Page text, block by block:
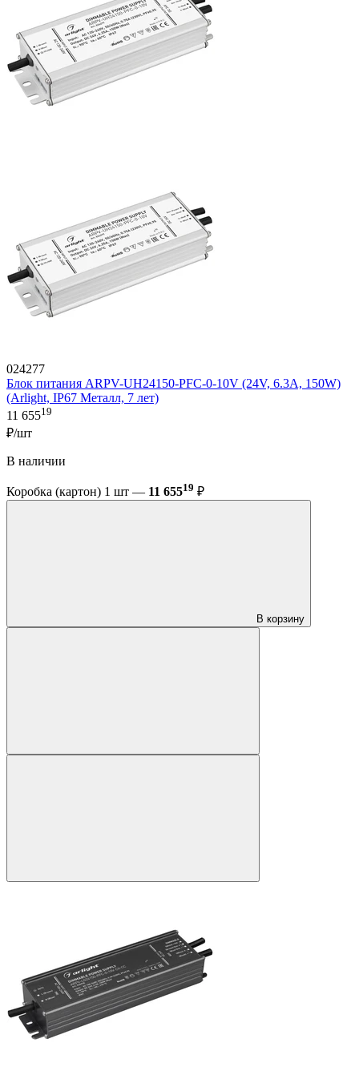
024277
Блок питания ARPV-UH24150-PFC-0-10V (24V, 6.3A, 150W)
(Arlight, IP67 Металл, 7 лет)
11 65519
₽/шт
В наличии
Коробка (картон) 1 шт — 11 65519 ₽
В корзину